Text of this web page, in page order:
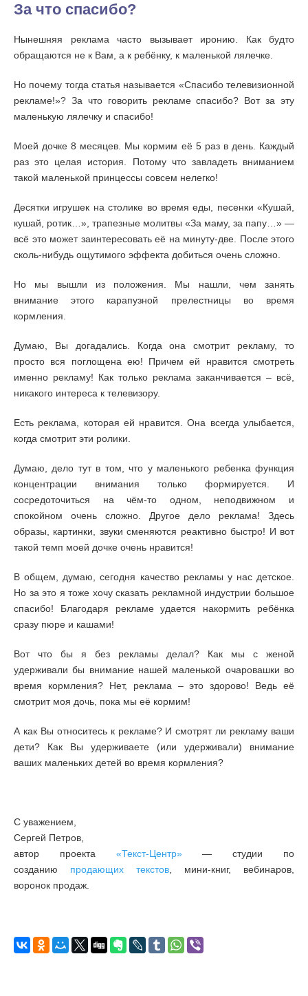
За что спасибо?
Нынешняя реклама часто вызывает иронию. Как будто
обращаются не к Вам, а к ребёнку, к маленькой лялечке.
Но почему тогда статья называется «Спасибо телевизионной
рекламе!»? За что говорить рекламе спасибо? Вот за эту
маленькую лялечку и спасибо!
Моей дочке 8 месяцев. Мы кормим её 5 раз в день. Каждый
раз это целая история. Потому что завладеть вниманием
такой маленькой принцессы совсем нелегко!
Десятки игрушек на столике во время еды, песенки «Кушай,
кушай, ротик…», трапезные молитвы «За маму, за папу…» —
всё это может заинтересовать её на минуту-две. После этого
сколь-нибудь ощутимого эффекта добиться очень сложно.
Но мы вышли из положения. Мы нашли, чем занять
внимание этого карапузной прелестницы во время
кормления.
Думаю, Вы догадались. Когда она смотрит рекламу, то
просто вся поглощена ею! Причем ей нравится смотреть
именно рекламу! Как только реклама заканчивается – всё,
никакого интереса к телевизору.
Есть реклама, которая ей нравится. Она всегда улыбается,
когда смотрит эти ролики.
Думаю, дело тут в том, что у маленького ребенка функция
концентрации внимания только формируется. И
сосредоточиться на чём-то одном, неподвижном и
спокойном очень сложно. Другое дело реклама! Здесь
образы, картинки, звуки сменяются реактивно быстро! И вот
такой темп моей дочке очень нравится!
В общем, думаю, сегодня качество рекламы у нас детское.
Но за это я тоже хочу сказать рекламной индустрии большое
спасибо! Благодаря рекламе удается накормить ребёнка
сразу пюре и кашами!
Вот что бы я без рекламы делал? Как мы с женой
удерживали бы внимание нашей маленькой очаровашки во
время кормления? Нет, реклама – это здорово! Ведь её
смотрит моя дочь, пока мы её кормим!
А как Вы относитесь к рекламе? И смотрят ли рекламу ваши
дети? Как Вы удерживаете (или удерживали) внимание
ваших маленьких детей во время кормления?
С уважением,
Сергей Петров,
автор проекта «Текст-Центр»— студии по
созданию продающих текстов , мини-книг, вебинаров,
воронок продаж.